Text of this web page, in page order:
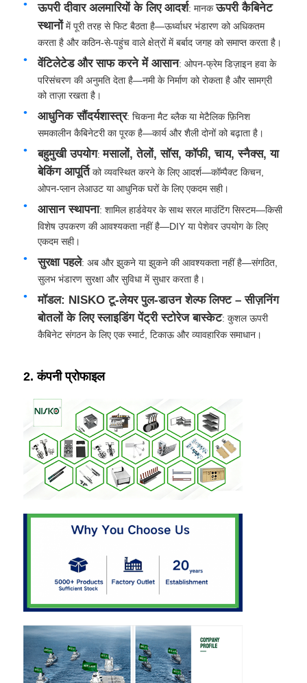
उत्पाद
हमारे बारे में
फैक्टरी यात्रा
गुणवत्ता नियंत्रण
हमसे संपर्क करें
समाचार
सभी मामलों
एक बोली का अनुरोध
कैबिनेट दरवाजा टिका
दराज धावक स्लाइड
रसोई भंडारण समाधान
फ्लैप फिटिंग
कैबिनेट फिटिंग
रसोई सिंक और नल
ऊपरी दीवार अलमारियों के लिए आदर्श: मानकऊपरी कैबिनेट
स्थानोंमें पूरी तरह से फिट बैठता है—ऊर्ध्वाधर भंडारण को अधिकतम
करता है और कठिन-से-पहुंच वाले क्षेत्रों में बर्बाद जगह को समाप्त करता है।
वेंटिलेटेड और साफ करने में आसान: ओपन-फ्रेम डिज़ाइन हवा के
परिसंचरण की अनुमति देता है—नमी के निर्माण को रोकता है और सामग्री
को ताज़ा रखता है।
आधुनिक सौंदर्यशास्त्र: चिकना मैट ब्लैक या मेटैलिक फ़िनिश
समकालीन कैबिनेटरी का पूरक है—कार्य और शैली दोनों को बढ़ाता है।
बहुमुखी उपयोग:मसालों, तेलों, सॉस, कॉफी, चाय, स्नैक्स, या
बेकिंग आपूर्तिको व्यवस्थित करने के लिए आदर्श—कॉम्पैक्ट किचन,
ओपन-प्लान लेआउट या आधुनिक घरों के लिए एकदम सही।
आसान स्थापना: शामिल हार्डवेयर के साथ सरल माउंटिंग सिस्टम—किसी
विशेष उपकरण की आवश्यकता नहीं है—DIY या पेशेवर उपयोग के लिए
एकदम सही।
सुरक्षा पहले: अब और झुकने या झुकने की आवश्यकता नहीं है—संगठित,
सुलभ भंडारण सुरक्षा और सुविधा में सुधार करता है।
मॉडल: NISKO टू-लेयर पुल-डाउन शेल्फ लिफ्ट – सीज़निंग
बोतलों के लिए स्लाइडिंग पेंट्री स्टोरेज बास्केट: कुशल ऊपरी
कैबिनेट संगठन के लिए एक स्मार्ट, टिकाऊ और व्यावहारिक समाधान।
2. कंपनी प्रोफाइल